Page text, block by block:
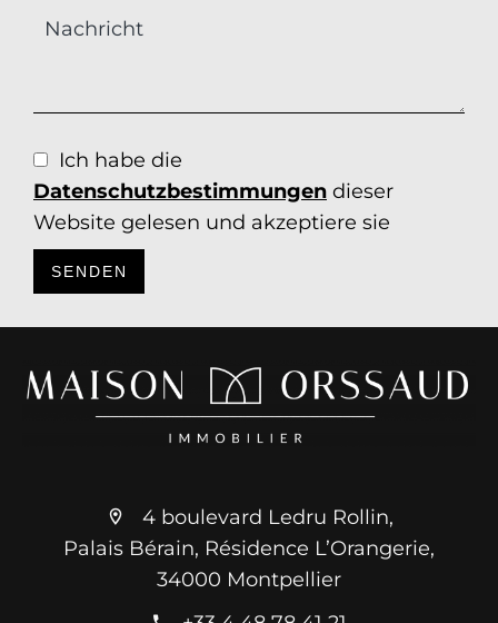
Ich habe die
Datenschutzbestimmungen dieser
Website gelesen und akzeptiere sie
SENDEN
4 boulevard Ledru Rollin,
Palais Bérain, Résidence L’Orangerie,
34000 Montpellier